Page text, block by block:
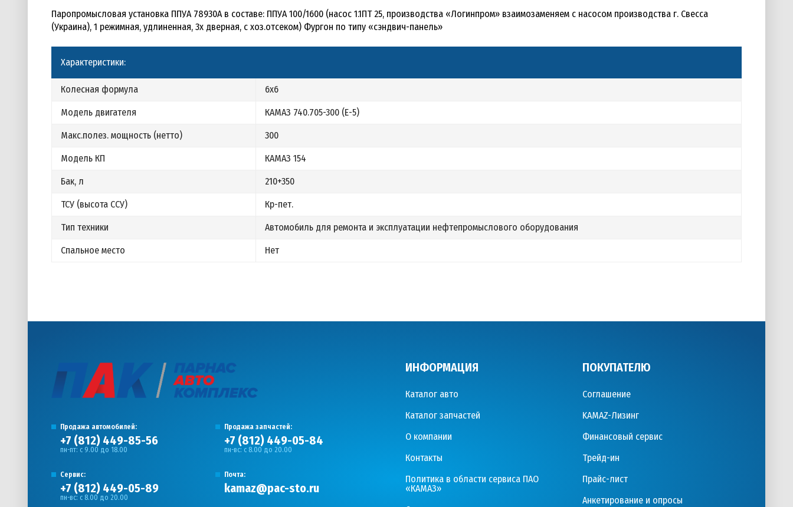
Паропромысловая установка ППУА 78930А в составе: ППУА 100/1600 (насос 1.1ПТ 25, производства «Логинпром» взаимозаменяем с насосом производства г. Свесса
(Украина), 1 режимная, удлиненная, 3х дверная, с хоз.отсеком) Фургон по типу «сэндвич-панель»
Характеристики:
Колесная формула 6х6
Модель двигателя КАМАЗ 740.705-300 (Е-5)
Макс.полез. мощность (нетто) 300
Модель КП КАМАЗ 154
Бак, л 210+350
ТСУ (высота ССУ) Кр-пет.
Тип техники Автомобиль для ремонта и эксплуатации нефтепромыслового оборудования
Спальное место Нет
Продажа автомобилей:
+7 (812) 449-85-56
пн-пт: с 9.00 до 18.00
Продажа запчастей:
+7 (812) 449-05-84
пн-вс: с 8.00 до 20.00
Сервис:
+7 (812) 449-05-89
пн-вс: с 8.00 до 20.00
Почта:
kamaz@pac-sto.ru
ИНФОРМАЦИЯ
Каталог авто
Каталог запчастей
О компании
Контакты
Политика в области сервиса ПАО
«КАМАЗ»
ПОКУПАТЕЛЮ
Соглашение
KAMAZ-Лизинг
Финансовый сервис
Трейд-ин
Прайс-лист
Анкетирование и опросы